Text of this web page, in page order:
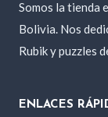
Somos la tienda
Bolivia. Nos
Rubik y puzzles
ENLACES